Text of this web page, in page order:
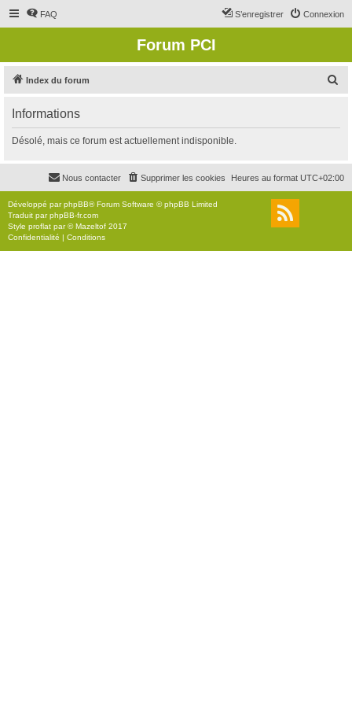
FAQ Connexion
S’enregistrer
Forum PCI
Index du forum
r
c
r
Informations
Désolé, mais ce forum est actuellement indisponible.
Heures au format UTC+02:00
Supprimer les cookies
Nous contacter
Développé parphpBB® Forum Software © phpBB Limited
Traduit parphpBB-fr.com
Style proflat par ©Mazeltof 2017
Confidentialité | Conditions